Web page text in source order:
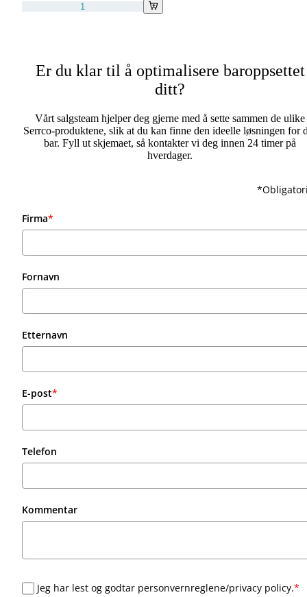
Er du klar til å optimalisere baroppsettet
ditt?
Vårt salgsteam hjelper deg gjerne med å sette sammen de ulike
Serrco-produktene, slik at du kan finne den ideelle løsningen for
bar. Fyll ut skjemaet, så kontakter vi deg innen 24 timer på
hverdager.
Firma*
Fornavn
Etternavn
E-post*
Telefon
Kommentar
Jeg har lest og godtar personvernreglene/privacy policy.*